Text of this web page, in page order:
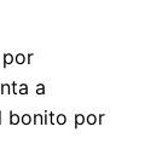
a
bonito por